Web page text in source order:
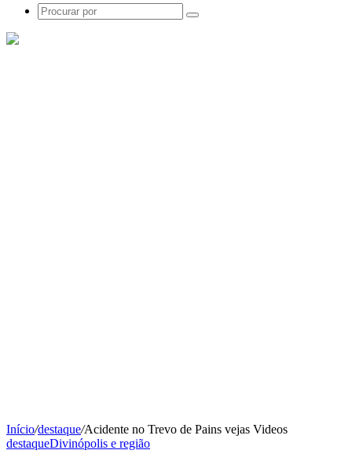
Procurar
Início/destaque/Acidente no Trevo de Pains vejas Videos
destaqueDivinópolis e região